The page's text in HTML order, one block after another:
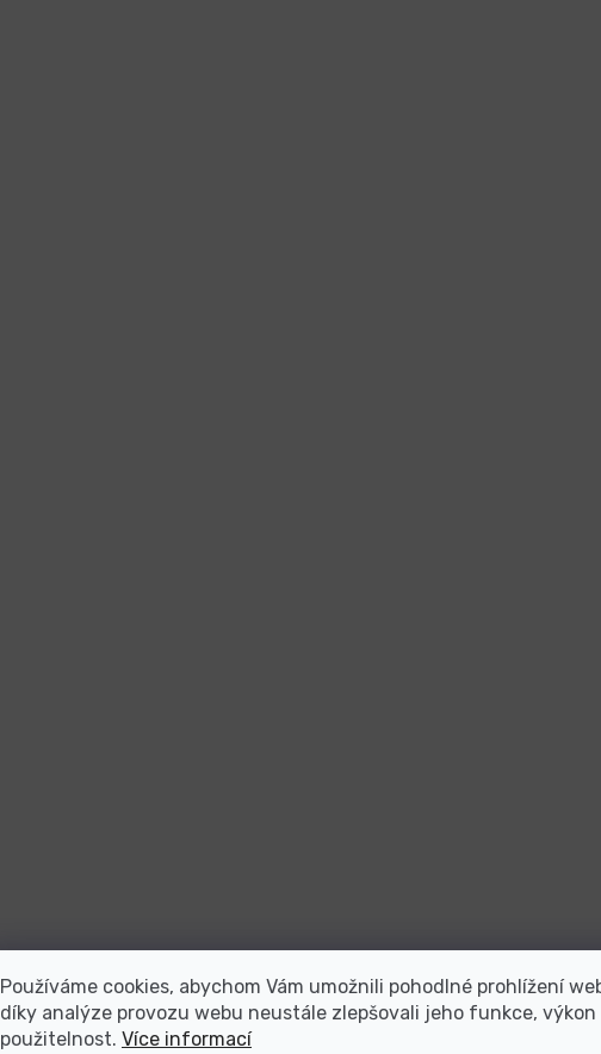
Používáme cookies, abychom Vám umožnili pohodlné prohlížení
díky analýze provozu webu neustále zlepšovali jeho funkce, výkon
použitelnost. Více informací